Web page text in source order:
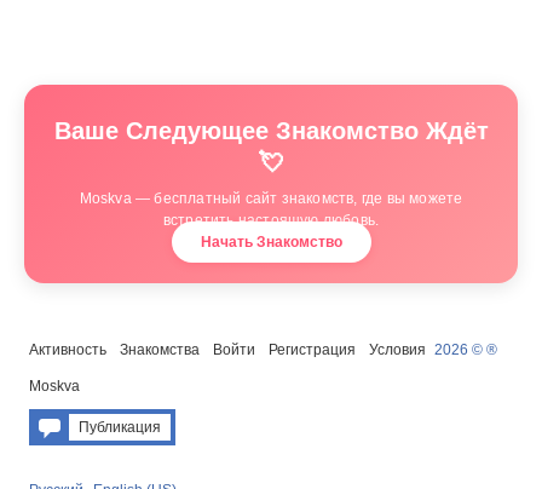
Ваше Следующее Знакомство Ждёт
💘
Moskva — бесплатный сайт знакомств, где вы можете
встретить настоящую любовь.
Начать Знакомство
Активность Знакомства Войти Регистрация Условия 2026 © ®
Moskva
Публикация